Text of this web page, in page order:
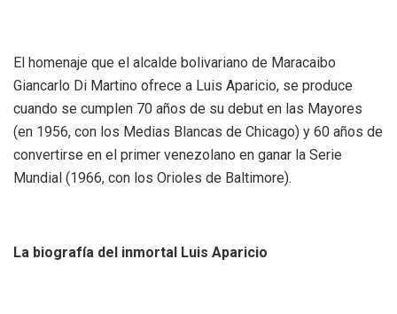
El homenaje que el alcalde bolivariano de Maracaibo
Giancarlo Di Martino ofrece a Luis Aparicio, se produce
cuando se cumplen 70 años de su debut en las Mayores
(en 1956, con los Medias Blancas de Chicago) y 60 años de
convertirse en el primer venezolano en ganar la Serie
Mundial (1966, con los Orioles de Baltimore).
La biografía del inmortal Luis Aparicio